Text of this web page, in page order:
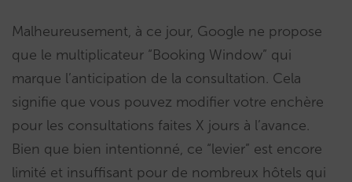
Malheureusement, à ce jour, Google ne propose
que le multiplicateur “Booking Window” qui
marque l’anticipation de la consultation. Cela
signifie que vous pouvez modifier votre enchère
pour les consultations faites X jours à l’avance.
Bien que bien intentionné, ce “levier” est encore
limité et insuffisant pour de nombreux hôtels qui